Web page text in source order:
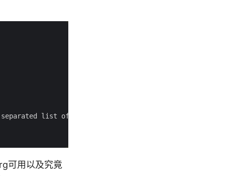
separated list of arguments to
可用以及究竟